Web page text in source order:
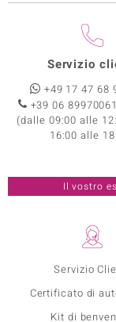
Servizio
Certificato di
Kit di
Servizio
+49 17 47 68
+39 06
(dalle 09:00 alle
16:00 alle
Il vostro